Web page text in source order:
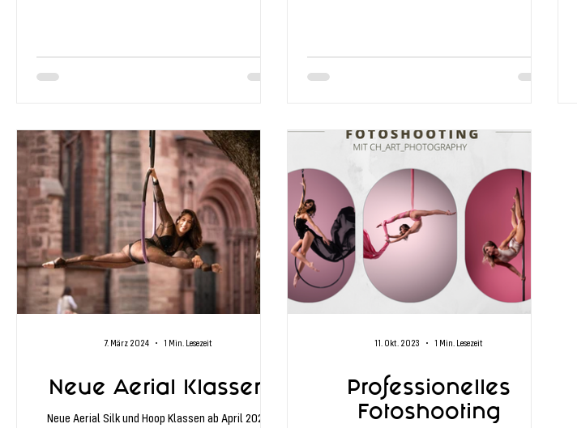
Neue Aerial Klassen
Neue Aerial Silk und Hoop Klassen ab April 2024
7. März 2024 1 Min. Lesezeit
Professionelles
Fotoshooting
11. Okt. 2023 1 Min. Lesezeit